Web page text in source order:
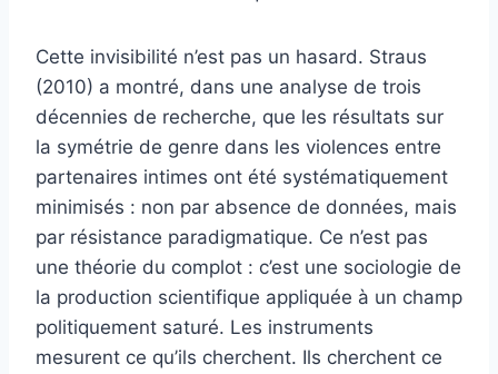
Cette invisibilité n’est pas un hasard. Straus
(2010) a montré, dans une analyse de trois
décennies de recherche, que les résultats sur
la symétrie de genre dans les violences entre
partenaires intimes ont été systématiquement
minimisés : non par absence de données, mais
par résistance paradigmatique. Ce n’est pas
une théorie du complot : c’est une sociologie de
la production scientifique appliquée à un champ
politiquement saturé. Les instruments
mesurent ce qu’ils cherchent. Ils cherchent ce